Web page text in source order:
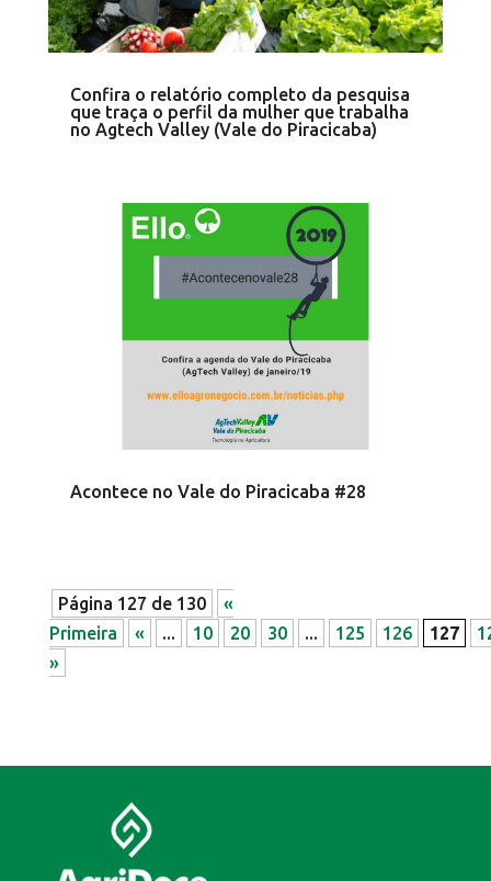
Confira o relatório completo da pesquisa
que traça o perfil da mulher que trabalha
no Agtech Valley (Vale do Piracicaba)
Acontece no Vale do Piracicaba #28
Página 127 de 130
«
Primeira
« ... 10 20 30 ... 125 126 127
»